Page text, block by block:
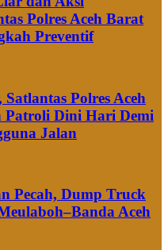
Polres Aceh Barat
Preventif
Polres Aceh
Dini Hari Demi
Jalan
Pecah, Dump Truck
Aceh